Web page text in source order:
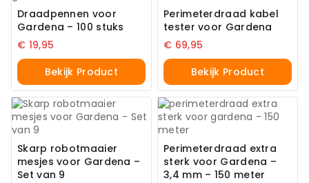
Draadpennen voor
Gardena – 100 stuks
€ 19,95
Bekijk Product
Perimeterdraad kabel
tester voor Gardena
€ 69,95
Bekijk Product
Skarp robotmaaier
mesjes voor Gardena –
Set van 9
Perimeterdraad extra
sterk voor Gardena –
3,4 mm – 150 meter